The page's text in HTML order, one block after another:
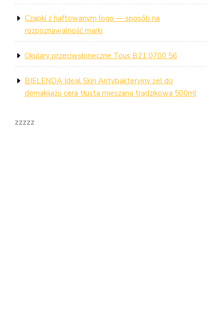
Czapki z haftowanym logo — sposób na
rozpoznawalność marki
Okulary przeciwsłoneczne Tous B21 0700 56
BIELENDA Ideal Skin Antybakteryjny żel do
demakijażu cera tłusta mieszana trądzikowa 500ml
zzzzz